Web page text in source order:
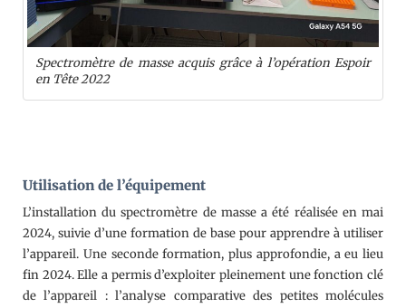
Spectromètre de masse acquis grâce à l’opération Espoir
en Tête 2022
Utilisation de l’équipement
L’installation du spectromètre de masse a été réalisée en mai
2024, suivie d’une formation de base pour apprendre à utiliser
l’appareil. Une seconde formation, plus approfondie, a eu lieu
fin 2024. Elle a permis d’exploiter pleinement une fonction clé
de l’appareil : l’analyse comparative des petites molécules